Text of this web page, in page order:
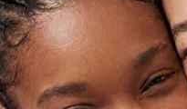
TESLIMAT VE İADE
MÜŞTERI HIZMETLERI